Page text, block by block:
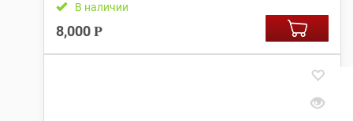
В наличии
8,000 Р